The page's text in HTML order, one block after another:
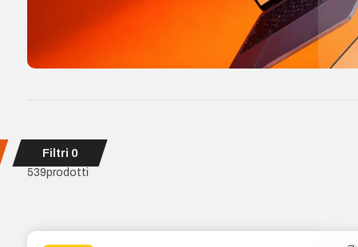
Filtri 0
539prodotti